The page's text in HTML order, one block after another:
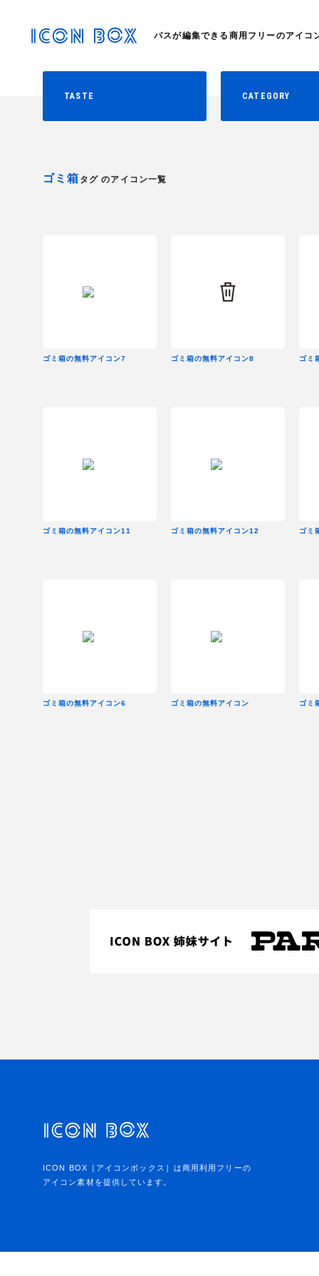
パスが編集できる商用フリーのアイコ
TASTE CATEGORY
ゴミ箱 タグ のアイコン一覧
ゴミ箱の無料アイコン7 ゴミ箱の無料アイコン8 ゴミ
ゴミ箱の無料アイコン11 ゴミ箱の無料アイコン12 ゴミ
ゴミ箱の無料アイコン6 ゴミ箱の無料アイコン ゴミ
ICON BOX［アイコンボックス］は商用利用フリーの
アイコン素材を提供しています。